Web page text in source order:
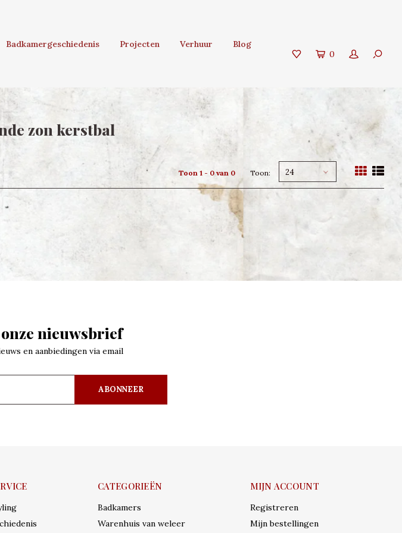
Badkamergeschiedenis Projecten Verhuur
Blog
0
zon kerstbal
Toon 1 - 0 van 0 Toon: 24
nieuwsbrief
en aanbiedingen via email
ABONNEER
CATEGORIEËN
Badkamers
Warenhuis van weleer
MIJN ACCOUNT
Registreren
Mijn bestellingen